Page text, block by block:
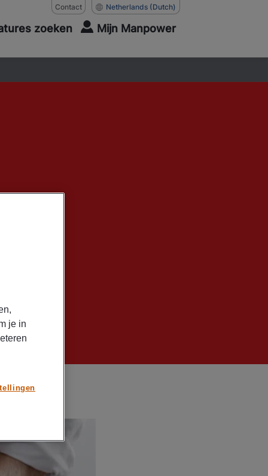
Contact Netherlands (Dutch)
zoeken Mijn Manpower
je in